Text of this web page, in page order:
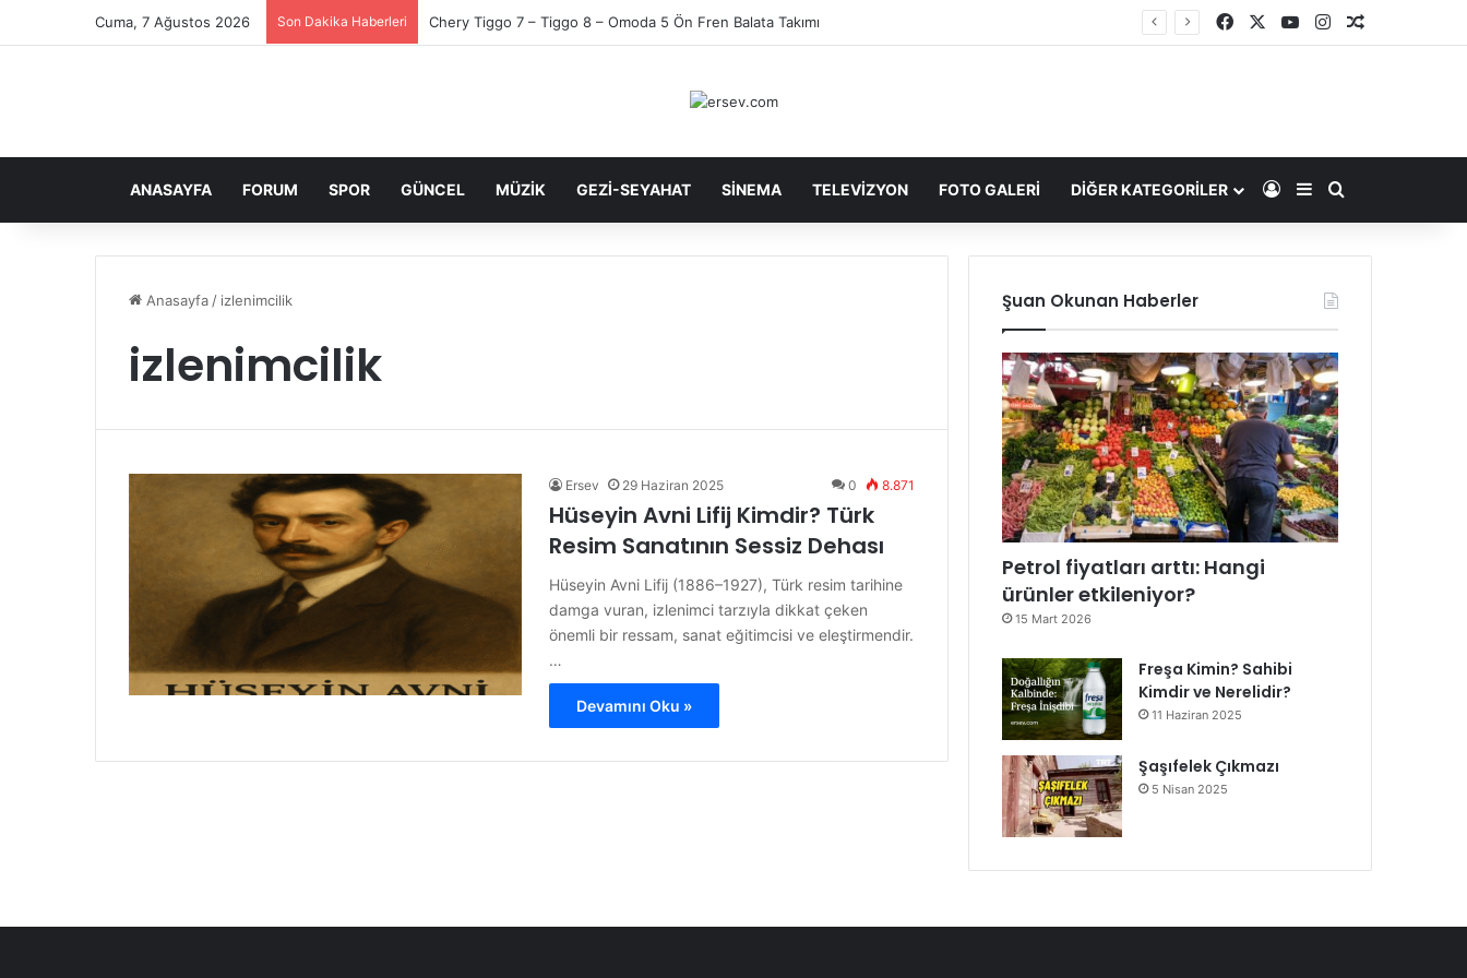
Cuma, 7 Ağustos 2026 Son Dakika Haberleri Chery Tiggo 7 – Tiggo 8 – Omoda 5 Ön Fren Balata Takımı FacebookYouTubeInstagramRastgele
ANASAYFA FORUM SPOR GÜNCEL MÜZİK GEZİ-SEYAHAT SİNEMA TELEVİZYON FOTO GALERİ DIĞER KATEGORILER Kayıt OlKenar Bölmesi
Anasayfa / izlenimcilik
izlenimcilik
Ersev 29 Haziran 2025 0 8.871
Hüseyin Avni Lifij Kimdir? Türk
Resim Sanatının Sessiz Dehası
Hüseyin Avni Lifij (1886–1927), Türk resim tarihine
damga vuran, izlenimci tarzıyla dikkat çeken
önemli bir ressam, sanat eğitimcisi ve eleştirmendir.
…
Devamını Oku »
Şuan Okunan Haberler
Petrol fiyatları arttı: Hangi
ürünler etkileniyor?
15 Mart 2026
Freşa Kimin? Sahibi
Kimdir ve Nerelidir?
11 Haziran 2025
Şaşıfelek Çıkmazı
5 Nisan 2025